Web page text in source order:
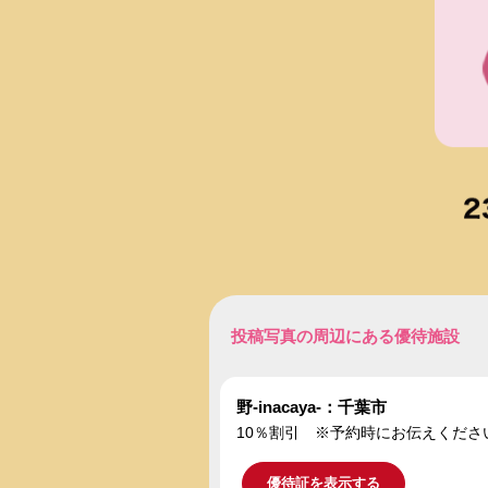
投稿写真の周辺にある優待施設
野-inacaya-：千葉市
10％割引 ※予約時にお伝えくださ
優待証を表示する